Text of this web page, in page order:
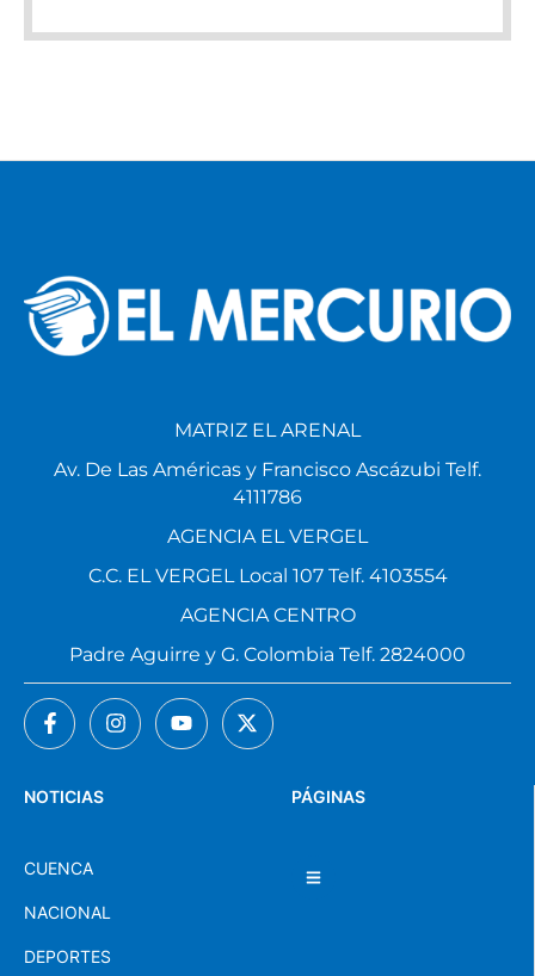
PÁGINAS
NOTICIAS
CUENCA
NACIONAL
DEPORTES
MATRIZ EL ARENAL
Av. De Las Américas y Francisco Ascázubi Telf.
4111786
AGENCIA EL VERGEL
C.C. EL VERGEL Local 107 Telf. 4103554
AGENCIA CENTRO
Padre Aguirre y G. Colombia Telf. 2824000